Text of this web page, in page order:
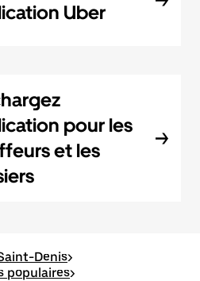
Uber
pour les
et les
Denis>
populaires>